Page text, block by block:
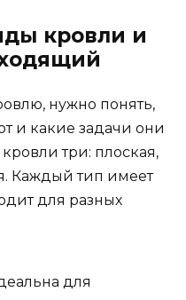
кровли и
нужно понять,
и какие задачи они
три: плоская,
Каждый тип имеет
для разных
для